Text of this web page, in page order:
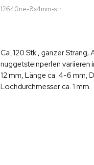
12640ne-8x4mm-str
Ca. 120 Stk., ganzer Strang,
nuggetsteinperlen variieren
12 mm, Länge ca. 4-6 mm,
Lochdurchmesser ca. 1 mm.